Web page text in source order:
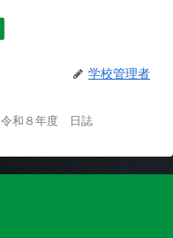
学校管理者
令和８年度 日誌